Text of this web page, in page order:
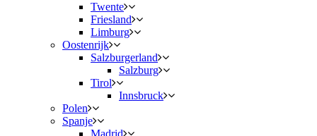
Twente
Friesland
Limburg
Oostenrijk
Salzburgerland
Salzburg
Tirol
Innsbruck
Polen
Spanje